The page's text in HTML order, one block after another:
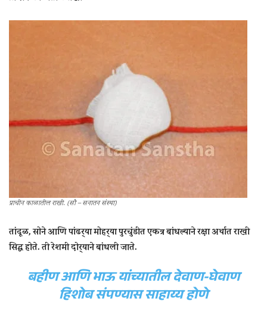
प्राचीन काळातील राखी. (सौ – सनातन संस्था)
तांदूळ, सोने आणि पांढर्‍या मोहर्‍या पुरचुंडीत एकत्र बांधल्याने रक्षा अर्थात राखी
सिद्ध होते. ती रेशमी दोर्‍याने बांधली जाते.
बहीण आणि भाऊ यांच्यातील देवाण-घेवाण
हिशोब संपण्यास साहाय्य होणे